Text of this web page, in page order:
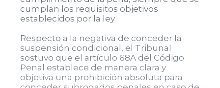
cumplan los requisitos objetivos
establecidos por la ley.
Respecto a la negativa de conceder la
suspensión condicional, el Tribunal
sostuvo que el artículo 68A del Código
Penal establece de manera clara y
objetiva una prohibición absoluta para